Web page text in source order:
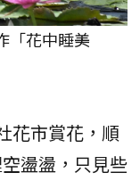
「花中睡美
花市賞花，順
盪盪，只見些